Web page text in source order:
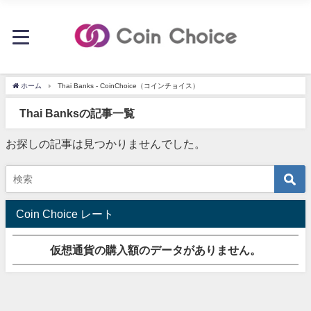
ホーム Thai Banks - CoinChoice（コインチョイス）
Thai Banksの記事一覧
お探しの記事は見つかりませんでした。
Coin Choice レート
仮想通貨の購入額のデータがありません。